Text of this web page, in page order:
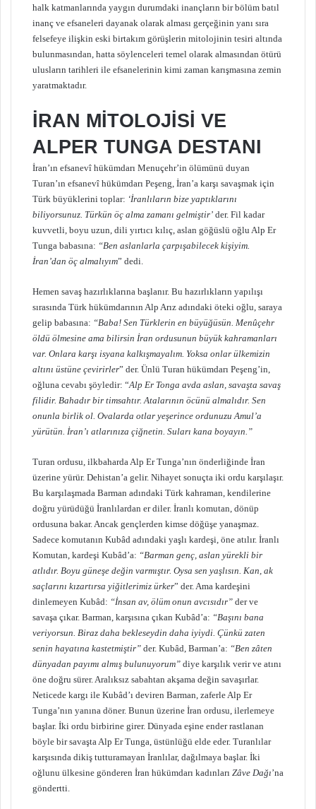
halk katmanlarında yaygın durumdaki inançların bir bölüm batıl
inanç ve efsaneleri dayanak olarak alması gerçeğinin yanı sıra
felsefeye ilişkin eski birtakım görüşlerin mitolojinin tesiri altında
bulunmasından, hatta söylenceleri temel olarak almasından ötürü
ulusların tarihleri ile efsanelerinin kimi zaman karışmasına zemin
yaratmaktadır.
İRAN MİTOLOJİSİ VE
ALPER TUNGA DESTANI
İran’ın efsanevî hükümdarı Menuçehr’in ölümünü duyan
Turan’ın efsanevî hükümdarı Peşeng, İran’a karşı savaşmak için
Türk büyüklerini toplar: ‘İranlıların bize yaptıklarını
biliyorsunuz. Türkün öç alma zamanı gelmiştir’ der. Fil kadar
kuvvetli, boyu uzun, dili yırtıcı kılıç, aslan göğüslü oğlu Alp Er
Tunga babasına: “Ben aslanlarla çarpışabilecek kişiyim.
İran’dan öç almalıyım” dedi.
Hemen savaş hazırlıklarına başlanır. Bu hazırlıkların yapılışı
sırasında Türk hükümdarının Alp Arız adındaki öteki oğlu, saraya
gelip babasına: “Baba! Sen Türklerin en büyüğüsün. Menûçehr
öldü ölmesine ama bilirsin İran ordusunun büyük kahramanları
var. Onlara karşı isyana kalkışmayalım. Yoksa onlar ülkemizin
altını üstüne çevirirler” der. Ünlü Turan hükümdarı Peşeng’in,
oğluna cevabı şöyledir: “Alp Er Tonga avda aslan, savaşta savaş
filidir. Bahadır bir timsahtır. Atalarının öcünü almalıdır. Sen
onunla birlik ol. Ovalarda otlar yeşerince ordunuzu Amul’a
yürütün. İran’ı atlarınıza çiğnetin. Suları kana boyayın.”
Turan ordusu, ilkbaharda Alp Er Tunga’nın önderliğinde İran
üzerine yürür. Dehistan’a gelir. Nihayet sonuçta iki ordu karşılaşır.
Bu karşılaşmada Barman adındaki Türk kahraman, kendilerine
doğru yürüdüğü İranlılardan er diler. İranlı komutan, dönüp
ordusuna bakar. Ancak gençlerden kimse döğüşe yanaşmaz.
Sadece komutanın Kubâd adındaki yaşlı kardeşi, öne atılır. İranlı
Komutan, kardeşi Kubâd’a: “Barman genç, aslan yürekli bir
atlıdır. Boyu güneşe değin varmıştır. Oysa sen yaşlısın. Kan, ak
saçlarını kızartırsa yiğitlerimiz ürker” der. Ama kardeşini
dinlemeyen Kubâd: “İnsan av, ölüm onun avcısıdır” der ve
savaşa çıkar. Barman, karşısına çıkan Kubâd’a: “Başını bana
veriyorsun. Biraz daha bekleseydin daha iyiydi. Çünkü zaten
senin hayatına kastetmiştir” der. Kubâd, Barman’a: “Ben zâten
dünyadan payımı almış bulunuyorum” diye karşılık verir ve atını
öne doğru sürer. Aralıksız sabahtan akşama değin savaşırlar.
Neticede kargı ile Kubâd’ı deviren Barman, zaferle Alp Er
Tunga’nın yanına döner. Bunun üzerine İran ordusu, ilerlemeye
başlar. İki ordu birbirine girer. Dünyada eşine ender rastlanan
böyle bir savaşta Alp Er Tunga, üstünlüğü elde eder. Turanlılar
karşısında dikiş tutturamayan İranlılar, dağılmaya başlar. İki
oğlunu ülkesine gönderen İran hükümdarı kadınları Zâve Dağı’na
göndertti.